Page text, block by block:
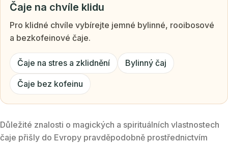
Čaje na chvíle klidu
Pro klidné chvíle vybírejte jemné bylinné, rooibosové
a bezkofeinové čaje.
Čaje na stres a zklidnění Bylinný čaj
Čaje bez kofeinu
Důležité znalosti o magických a spirituálních vlastnostech
čaje přišly do Evropy pravděpodobně prostřednictvím